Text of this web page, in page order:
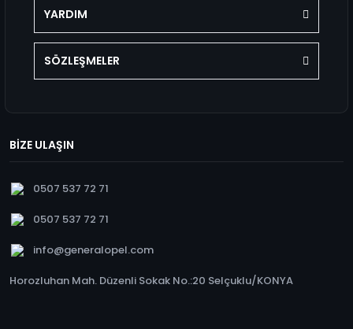
YARDIM
SÖZLEŞMELER
BİZE ULAŞIN
0507 537 72 71
0507 537 72 71
info@generalopel.com
Horozluhan Mah. Düzenli Sokak No.:20 Selçuklu/KONYA